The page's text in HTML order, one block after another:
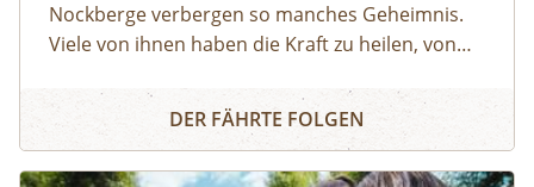
Nockberge verbergen so manches Geheimnis.
Viele von ihnen haben die Kraft zu heilen, von
Kinder gut verständlich erläutert ein
Biosphärenpark-Ranger zahlreiche
Kräuterwissen für die ganze Familie
DER FÄHRTE FOLGEN